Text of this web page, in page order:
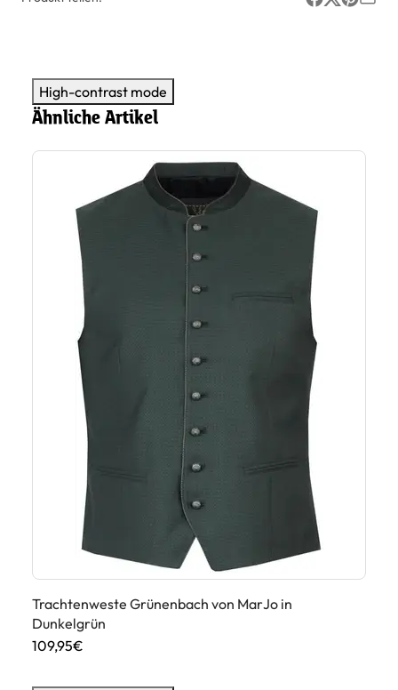
High-contrast mode
Ähnliche Artikel
Trachtenweste Grünenbach von MarJo in
Dunkelgrün
109,95€